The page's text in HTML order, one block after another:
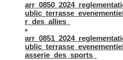
r_des_allies_
asserie_des_sports_